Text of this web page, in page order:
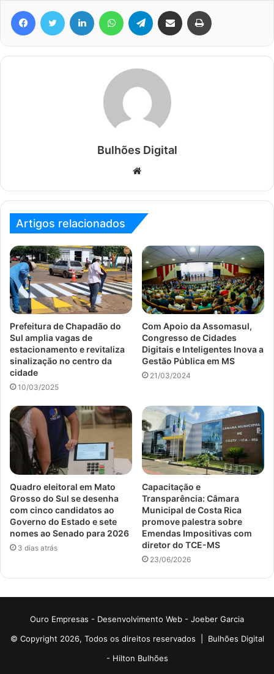
FacebookTwitter Linkedin WhatsAppTelegram Compartilhar via e-mail
Bulhões Digital
Website
Artigos relacionados
Prefeitura de Chapadão do
Sul amplia vagas de
estacionamento e revitaliza
sinalização no centro da
cidade
10/03/2025
Com Apoio da Assomasul,
Congresso de Cidades
Digitais e Inteligentes Inova a
Gestão Pública em MS
21/03/2024
Quadro eleitoral em Mato
Grosso do Sul se desenha
com cinco candidatos ao
Governo do Estado e sete
nomes ao Senado para 2026
3 dias atrás
Capacitação e
Transparência: Câmara
Municipal de Costa Rica
promove palestra sobre
Emendas Impositivas com
diretor do TCE-MS
23/06/2026
Ouro Empresas - Desenvolvimento Web - Joeber Garcia
© Copyright 2026, Todos os direitos reservados | Bulhões Digital
- Hilton Bulhões